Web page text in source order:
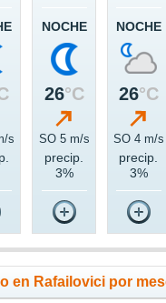
s
NOCHE
26°C
SO 5 m/s
precip.
3%
NOCHE
26°C
SO 4 m/s
precip.
3%
en Rafailovici por